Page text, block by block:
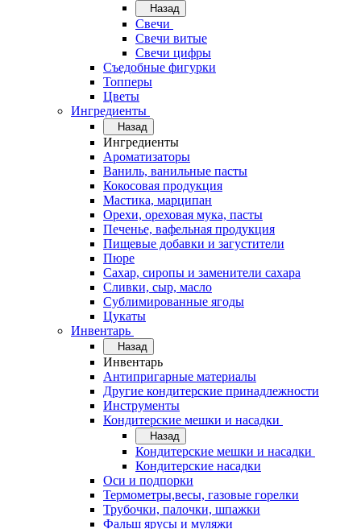
Назад
Свечи
Свечи витые
Свечи цифры
Съедобные фигурки
Топперы
Цветы
Ингредиенты
Назад
Ингредиенты
Ароматизаторы
Ваниль, ванильные пасты
Кокосовая продукция
Мастика, марципан
Орехи, ореховая мука, пасты
Печенье, вафельная продукция
Пищевые добавки и загустители
Пюре
Сахар, сиропы и заменители сахара
Сливки, сыр, масло
Сублимированные ягоды
Цукаты
Инвентарь
Назад
Инвентарь
Антипригарные материалы
Другие кондитерские принадлежности
Инструменты
Кондитерские мешки и насадки
Назад
Кондитерские мешки и насадки
Кондитерские насадки
Оси и подпорки
Термометры,весы, газовые горелки
Трубочки, палочки, шпажки
Фальш ярусы и муляжи